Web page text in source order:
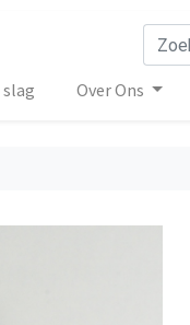
slag Over Ons